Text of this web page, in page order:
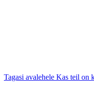
Tagasi avalehele Kas teil on